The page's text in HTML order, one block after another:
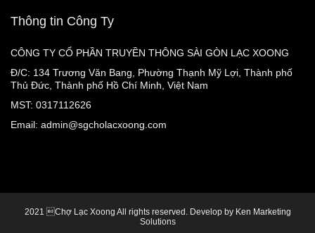
Thông tin Công Ty
CÔNG TY CỔ PHẦN TRUYỀN THÔNG SÀI GÒN LẠC XOONG
Đ/C: 134 Trương Văn Bang, Phường Thạnh Mỹ Lợi, Thành phố
Thủ Đức, Thành phố Hồ Chí Minh, Việt Nam
MST: 0317112626
Email: admin@sgcholacxoong.com
2021 Chợ Lạc Xoong All rights reserved. Develop by Ken Marketing
Solutions